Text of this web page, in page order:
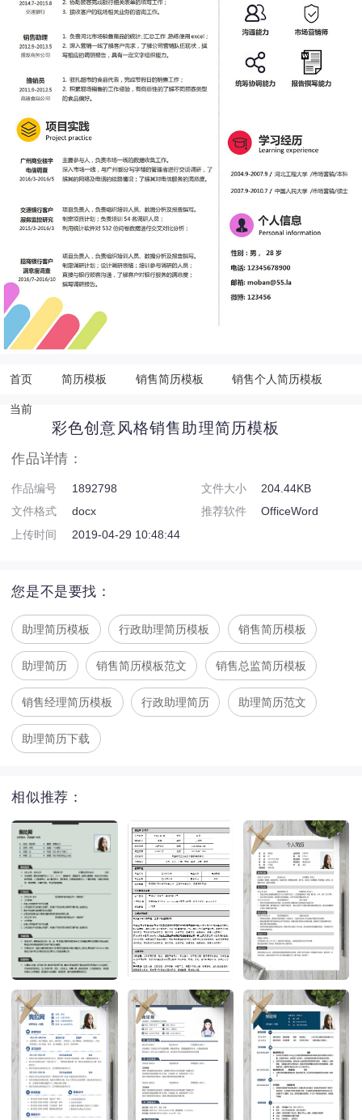
首页 简历模板 销售简历模板 销售个人简历模板
当前
彩色创意风格销售助理简历模板
作品详情：
作品编号 1892798 文件大小
204.44KB
文件格式
docx 推荐软件
OfficeWord
上传时间
2019-04-29 10:48:44
您是不是要找：
助理简历模板 行政助理简历模板 销售简历模板
助理简历 销售简历模板范文 销售总监简历模板
销售经理简历模板 行政助理简历 助理简历范文
助理简历下载
相似推荐：